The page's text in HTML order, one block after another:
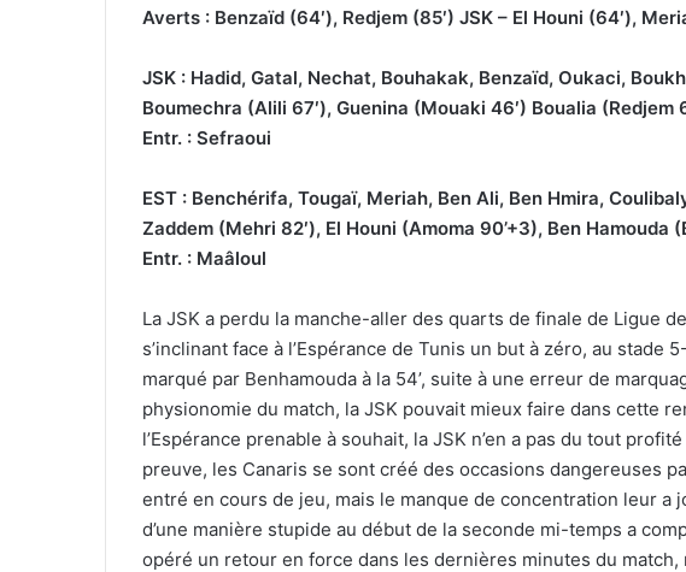
Averts : Benzaïd (64′), Redjem (85′) JSK – El Houni (64′),
JSK : Hadid, Gatal, Nechat, Bouhakak, Benzaïd, Oukaci,
Boumechra (Alili 67′), Guenina (Mouaki 46′) Boualia (Redjem
Entr. : Sefraoui
EST : Benchérifa, Tougaï, Meriah, Ben Ali, Ben Hmira,
Zaddem (Mehri 82′), El Houni (Amoma 90’+3), Ben Hamouda
Entr. : Maâloul
La JSK a perdu la manche-aller des quarts de finale de Ligue
s’inclinant face à l’Espérance de Tunis un but à zéro, au stade
marqué par Benhamouda à la 54’, suite à une erreur de
physionomie du match, la JSK pouvait mieux faire dans cette
l’Espérance prenable à souhait, la JSK n’en a pas du tout
preuve, les Canaris se sont créé des occasions dangereuses
entré en cours de jeu, mais le manque de concentration leur a
d’une manière stupide au début de la seconde mi-temps a
opéré un retour en force dans les dernières minutes du match,